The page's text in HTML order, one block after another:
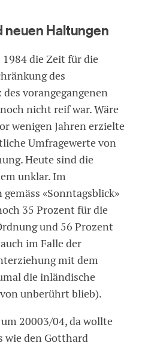
neuen Haltungen
1984 die Zeit für die
des
vorangegangenen
nicht reif war. Wäre
wenigen Jahren erzielte
Umfragewerte von
Heute sind die
unklar. Im
«Sonntagsblick»
35 Prozent für die
und 56 Prozent
im Falle der
mit dem
die inländische
unberührt blieb).
20003/04, da wollte
wie den Gotthard